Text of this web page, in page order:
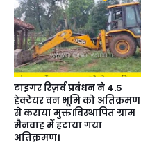
टाइगर रिज़र्व प्रबंधन ने 4.5
हेक्टेयर वन भूमि को अतिक्रमण
से कराया मुक्त।विस्थापित ग्राम
मैनवाह में हटाया गया
अतिक्रमण।